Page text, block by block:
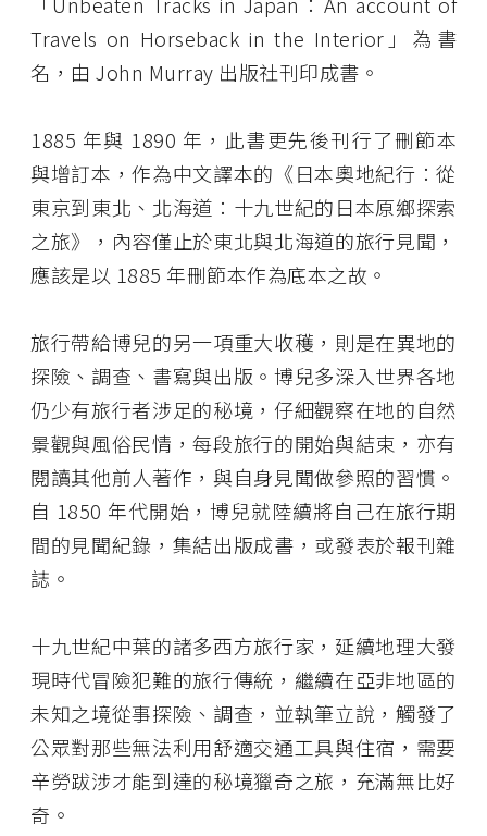
Travels on Horseback in the Interior」為書
名，由 John Murray 出版社刊印成書。
1885 年與 1890 年，此書更先後刊行了刪節本
與增訂本，作為中文譯本的《日本奧地紀行：從
東京到東北、北海道：十九世紀的日本原鄉探索
之旅》，內容僅止於東北與北海道的旅行見聞，
應該是以 1885 年刪節本作為底本之故。
旅行帶給博兒的另一項重大收穫，則是在異地的
探險、調查、書寫與出版。博兒多深入世界各地
仍少有旅行者涉足的秘境，仔細觀察在地的自然
景觀與風俗民情，每段旅行的開始與結束，亦有
閱讀其他前人著作，與自身見聞做參照的習慣。
自 1850 年代開始，博兒就陸續將自己在旅行期
間的見聞紀錄，集結出版成書，或發表於報刊雜
誌。
十九世紀中葉的諸多西方旅行家，延續地理大發
現時代冒險犯難的旅行傳統，繼續在亞非地區的
未知之境從事探險、調查，並執筆立說，觸發了
公眾對那些無法利用舒適交通工具與住宿，需要
辛勞跋涉才能到達的秘境獵奇之旅，充滿無比好
奇。